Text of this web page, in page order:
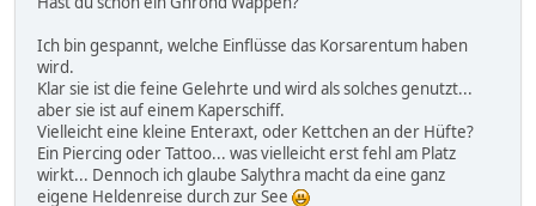
Ich bin gespannt, welche Einflüsse das Korsarentum haben
wird.
Klar sie ist die feine Gelehrte und wird als solches genutzt...
aber sie ist auf einem Kaperschiff.
Vielleicht eine kleine Enteraxt, oder Kettchen an der Hüfte?
Ein Piercing oder Tattoo... was vielleicht erst fehl am Platz
wirkt... Dennoch ich glaube Salythra macht da eine ganz
eigene Heldenreise durch zur See